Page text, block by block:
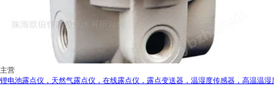
主营
锂电池露点仪，天然气露点仪，在线露点仪，露点变送器，温湿度传感器，高温温